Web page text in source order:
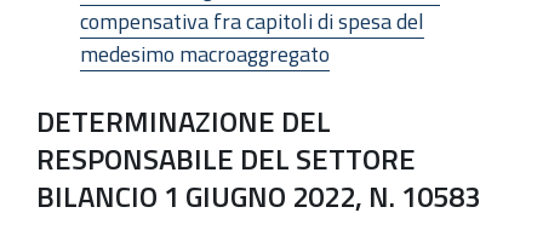
compensativa fra capitoli di spesa del
medesimo macroaggregato
DETERMINAZIONE DEL
RESPONSABILE DEL SETTORE
BILANCIO 1 GIUGNO 2022, N. 10583